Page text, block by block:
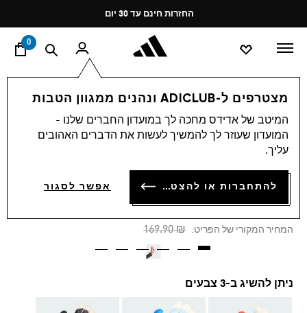
Pause
promotion
rotation
החזרות חינם עד 30 יום
0
מצטרפים ל-ADICLUB ונהנים ממגוון הטבות
המיטב של אדידס מחכה לך במועדון החברים שלנו -
המועדון שעוזר לך להמשיך לעשות את הדברים האהובים
עליך.
להתחברות או להצטרפות אפשר לסגור
אקססוריז
14
4.2 (14)
TRAINING
המחיר המקורי של הפריט: Price reduced from
₪ 169.90
to
ניתן להשיג ב-3 צבעים